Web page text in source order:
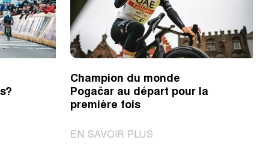
Champion du monde
Pogačar au départ pour la
première fois
EN SAVOIR PLUS